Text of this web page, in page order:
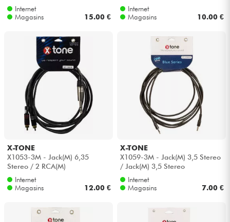
Internet
Magasins
15.00 €
Internet
Magasins
10.00 €
X-TONE
X1053-3M - Jack(M) 6,35
Stereo / 2 RCA(M)
Internet
Magasins
12.00 €
X-TONE
X1059-3M - Jack(M) 3,5 Stereo
/ Jack(M) 3,5 Stereo
Internet
Magasins
7.00 €